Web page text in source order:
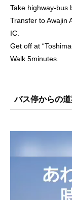
Take highway-bus
Transfer to Awajin
IC.
Get off at
Walk 5minutes.
バス停からの
画